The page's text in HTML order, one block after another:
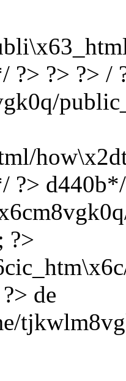
?> ?> ?> /
?>
?>
de